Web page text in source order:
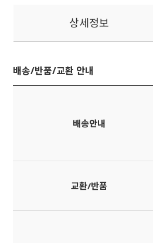
상세정보
배송/반품/교환 안내
배송안내
교환/반품